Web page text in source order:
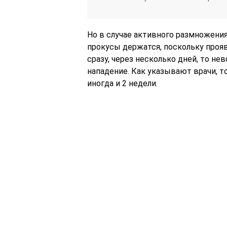
Но в случае активного
прокусы держатся, поскольку
сразу, через несколько дней, то
нападение. Как указывают врачи,
иногда и 2 недели.